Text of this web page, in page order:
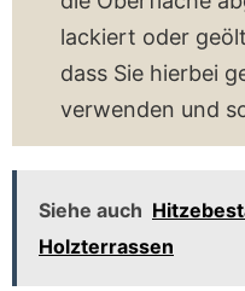
lackiert oder
dass Sie hierbei
verwenden und
Siehe auch
Holzterrassen